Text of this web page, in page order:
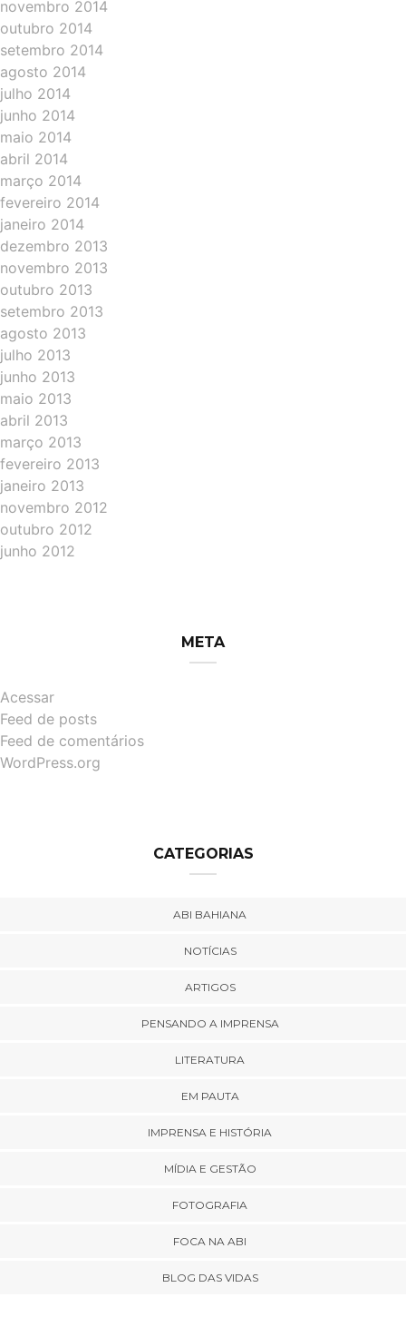
novembro 2014
outubro 2014
setembro 2014
agosto 2014
julho 2014
junho 2014
maio 2014
abril 2014
março 2014
fevereiro 2014
janeiro 2014
dezembro 2013
novembro 2013
outubro 2013
setembro 2013
agosto 2013
julho 2013
junho 2013
maio 2013
abril 2013
março 2013
fevereiro 2013
janeiro 2013
novembro 2012
outubro 2012
junho 2012
META
Acessar
Feed de posts
Feed de comentários
WordPress.org
CATEGORIAS
ABI BAHIANA
NOTÍCIAS
ARTIGOS
PENSANDO A IMPRENSA
LITERATURA
EM PAUTA
IMPRENSA E HISTÓRIA
MÍDIA E GESTÃO
FOTOGRAFIA
FOCA NA ABI
BLOG DAS VIDAS